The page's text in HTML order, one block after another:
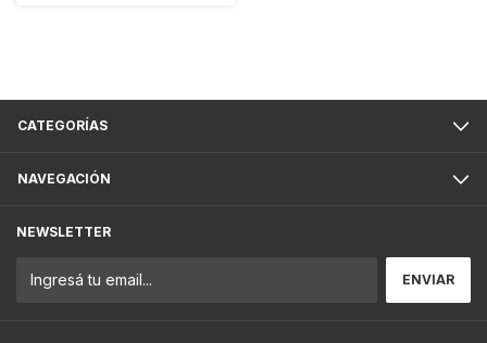
CATEGORÍAS
NAVEGACIÓN
NEWSLETTER